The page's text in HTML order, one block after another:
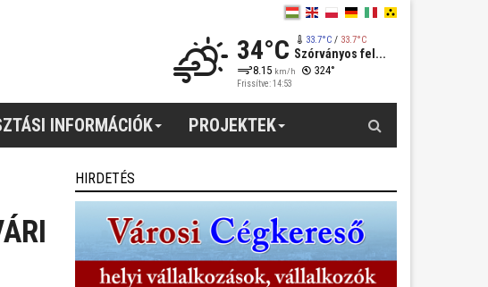
34°C 33.7°C/ 33.7°C
Szórványos fel...
8.15 km/h 324°
Frissítve: 14:53
INFORMÁCIÓK PROJEKTEK
HIRDETÉS